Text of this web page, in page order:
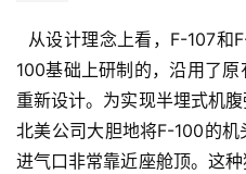
从设计理念上看，F-107和
100基础上研制的，沿用了
重新设计。为实现半埋式机
北美公司大胆地将F-100的机
进气口非常靠近座舱顶。这